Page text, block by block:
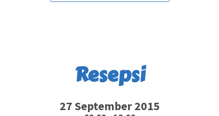
Resepsi
27 September 2015